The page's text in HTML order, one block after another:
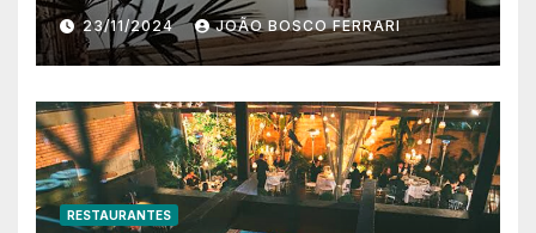
23/11/2024 JOÃO BOSCO FERRARI
RESTAURANTES